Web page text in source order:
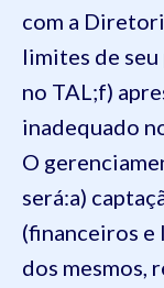
com a
limites de
no TAL;f)
inadequado
O
será:a)
(financeiros
dos mesmos,